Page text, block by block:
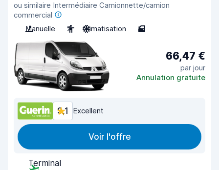
ou similaire Intermédiaire Camionnette/camion
commercial
Manuelle
2 Climatisation 5
66,47 €
par jour
Annulation gratuite
9,1 Excellent
Voir l'offre
Terminal